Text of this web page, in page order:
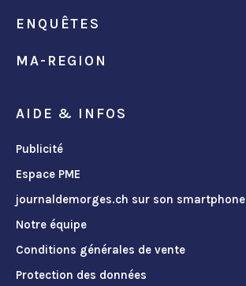
ENQUÊTES
MA-REGION
AIDE & INFOS
Publicité
Espace PME
journaldemorges.ch sur son smartphone
Notre équipe
Conditions générales de vente
Protection des données